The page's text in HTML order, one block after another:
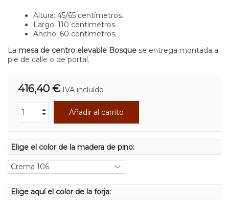
Altura: 45/65 centímetros.
Largo: 110 centímetros.
Ancho: 60 centímetros.
La mesa de centro elevable Bosque se entrega montada a
pie de calle o de portal.
416,40 € IVA incluído
Añadir al carrito
Elige aquí el color de la forja:
Elige el color de la madera de pino: